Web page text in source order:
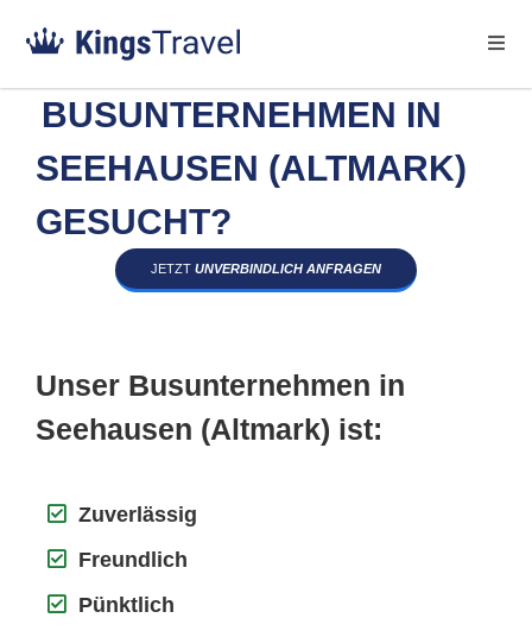
BUSUNTERNEHMEN IN
SEEHAUSEN (ALTMARK)
GESUCHT?
JETZT UNVERBINDLICH ANFRAGEN
Unser Busunternehmen in
Seehausen (Altmark) ist:
Zuverlässig
Freundlich
Pünktlich